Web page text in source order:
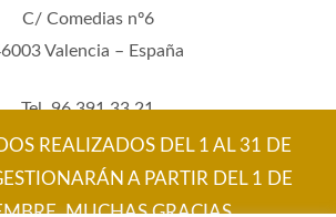
REALIZADOS DEL 1 AL 31 DE
A PARTIR DEL 1 DE
MUCHAS GRACIAS
C/ Comedias nº6
Valencia – España
Tel. 96 391 33 21
Mov. 620 123 461